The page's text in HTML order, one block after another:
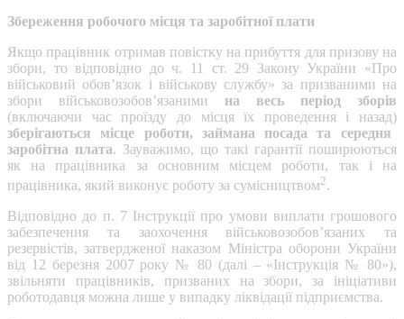
Збереження робочого місця та заробітної плати
Якщо працівник отримав повістку на прибуття для призову на
збори, то відповідно до ч. 11 ст. 29 Закону України «Про
військовий обов’язок і військову службу» за призваними на
збори військовозобов’язаними на весь період зборів
(включаючи час проїзду до місця їх проведення і назад)
зберігаються місце роботи, займана посада та середня
заробітна плата. Зауважимо, що такі гарантії поширюються
як на працівника за основним місцем роботи, так і на
працівника, який виконує роботу за сумісництвом2.
Відповідно до п. 7 Інструкції про умови виплати грошового
забезпечення та заохочення військовозобов’язаних та
резервістів, затвердженої наказом Міністра оборони України
від 12 березня 2007 року № 80 (далі – «Інструкція № 80»),
звільняти працівників, призваних на збори, за ініціативи
роботодавця можна лише у випадку ліквідації підприємства.